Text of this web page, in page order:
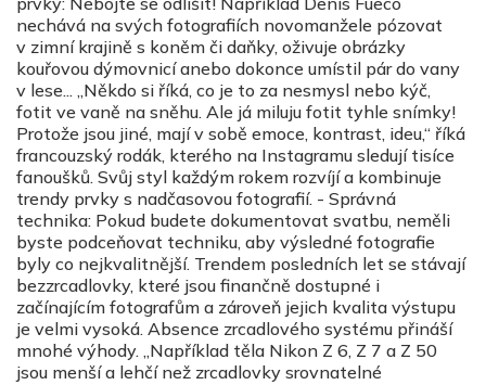
nechává na svých fotografiích novomanžele pózovat
v zimní krajině s koněm či daňky, oživuje obrázky
kouřovou dýmovnicí anebo dokonce umístil pár do vany
v lese... „Někdo si říká, co je to za nesmysl nebo kýč,
fotit ve vaně na sněhu. Ale já miluju fotit tyhle snímky!
Protože jsou jiné, mají v sobě emoce, kontrast, ideu,“ říká
francouzský rodák, kterého na Instagramu sledují tisíce
fanoušků. Svůj styl každým rokem rozvíjí a kombinuje
trendy prvky s nadčasovou fotografií. - Správná
technika: Pokud budete dokumentovat svatbu, neměli
byste podceňovat techniku, aby výsledné fotografie
byly co nejkvalitnější. Trendem posledních let se stávají
bezzrcadlovky, které jsou finančně dostupné i
začínajícím fotografům a zároveň jejich kvalita výstupu
je velmi vysoká. Absence zrcadlového systému přináší
mnohé výhody. „Například těla Nikon Z 6, Z 7 a Z 50
jsou menší a lehčí než zrcadlovky srovnatelné